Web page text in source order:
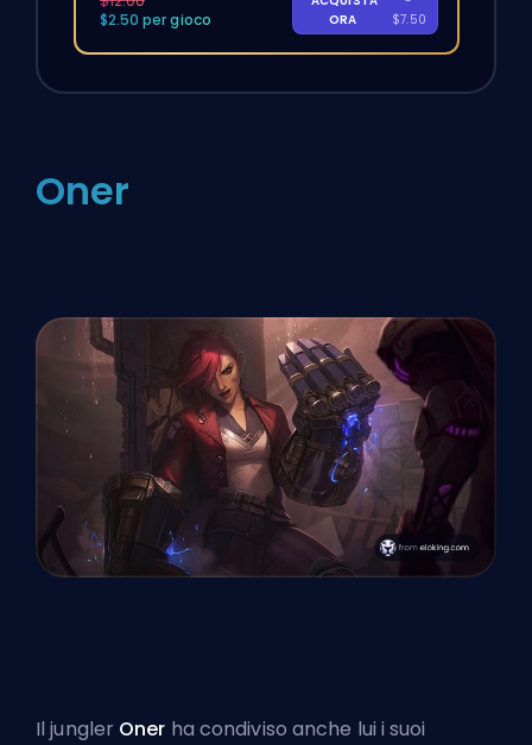
$2.50 per gioco
ORA
$7.50
Oner
Iljungler Oner ha condiviso anche lui i suoi